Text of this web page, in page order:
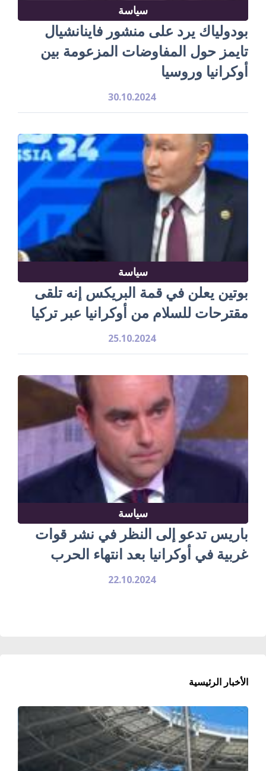
سياسة
بودولياك يرد على منشور فاينانشيال
تايمز حول المفاوضات المزعومة بين
أوكرانيا وروسيا
30.10.2024
سياسة
بوتين يعلن في قمة البريكس إنه تلقى
مقترحات للسلام من أوكرانيا عبر تركيا
25.10.2024
سياسة
باريس تدعو إلى النظر في نشر قوات
غربية في أوكرانيا بعد انتهاء الحرب
22.10.2024
الأخبار الرئيسية